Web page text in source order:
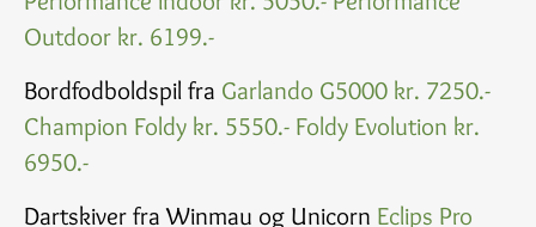
Outdoor kr. 6199.-
Bordfodboldspil fra Garlando G5000 kr. 7250.-
Champion Foldy kr. 5550.- Foldy Evolution kr.
6950.-
Dartskiver fra Winmau og Unicorn Eclips Pro